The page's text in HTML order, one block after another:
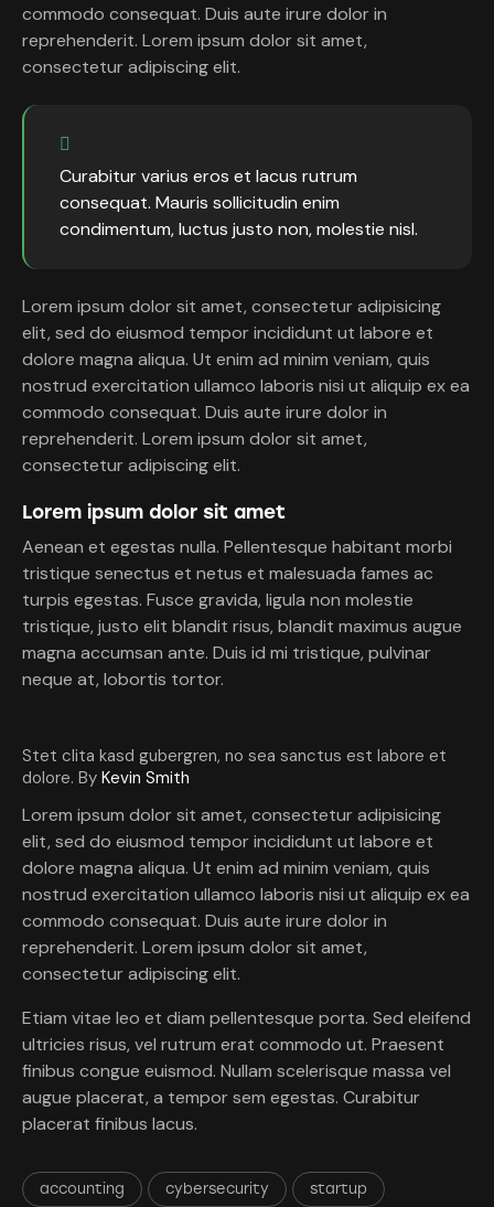
commodo consequat. Duis aute irure dolor in
reprehenderit. Lorem ipsum dolor sit amet,
consectetur adipiscing elit.
Curabitur varius eros et lacus rutrum
consequat. Mauris sollicitudin enim
condimentum, luctus justo non, molestie nisl.
Lorem ipsum dolor sit amet, consectetur adipisicing
elit, sed do eiusmod tempor incididunt ut labore et
dolore magna aliqua. Ut enim ad minim veniam, quis
nostrud exercitation ullamco laboris nisi ut aliquip ex ea
commodo consequat. Duis aute irure dolor in
reprehenderit. Lorem ipsum dolor sit amet,
consectetur adipiscing elit.
Lorem ipsum dolor sit amet
Aenean et egestas nulla. Pellentesque habitant morbi
tristique senectus et netus et malesuada fames ac
turpis egestas. Fusce gravida, ligula non molestie
tristique, justo elit blandit risus, blandit maximus augue
magna accumsan ante. Duis id mi tristique, pulvinar
neque at, lobortis tortor.
Stet clita kasd gubergren, no sea sanctus est labore et
dolore. By Kevin Smith
Lorem ipsum dolor sit amet, consectetur adipisicing
elit, sed do eiusmod tempor incididunt ut labore et
dolore magna aliqua. Ut enim ad minim veniam, quis
nostrud exercitation ullamco laboris nisi ut aliquip ex ea
commodo consequat. Duis aute irure dolor in
reprehenderit. Lorem ipsum dolor sit amet,
consectetur adipiscing elit.
Etiam vitae leo et diam pellentesque porta. Sed eleifend
ultricies risus, vel rutrum erat commodo ut. Praesent
finibus congue euismod. Nullam scelerisque massa vel
augue placerat, a tempor sem egestas. Curabitur
placerat finibus lacus.
accounting cybersecurity startup